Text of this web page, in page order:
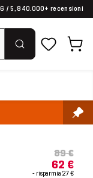
/ 5, 840.000+ recensioni
89 €
62 €
- risparmia 27 €